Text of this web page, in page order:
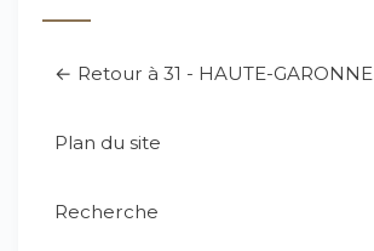
← Retour à 31 - HAUTE-GARONNE
Plan du site
Recherche